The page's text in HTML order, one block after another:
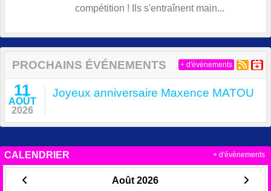
compétition ! Ils s'entraînent main...
PROCHAINS ÉVÉNEMENTS
11
AOÛT
2026
Joyeux anniversaire Maxence MATOU
+ d'évènements
CALENDRIER
Août 2026
+ d'évènements